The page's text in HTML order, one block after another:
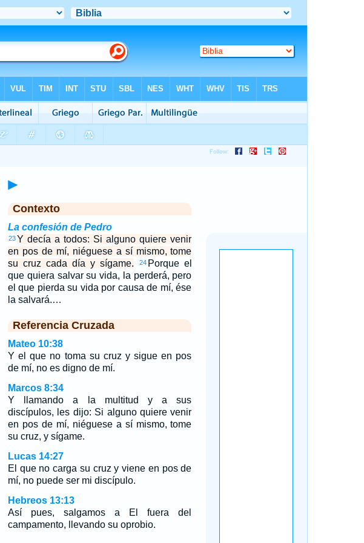
►
Contexto
La confesión de Pedro
23Y decía a todos: Si alguno quiere venir
en pos de mí, niéguese a sí mismo, tome
su cruz cada día y sígame.
24 Porque el
que quiera salvar su vida, la perderá, pero
el que pierda su vida por causa de mí, ése
la salvará.…
Referencia Cruzada
Mateo 10:38
Y el que no toma su cruz y sigue en pos
de mí, no es digno de mí.
Marcos 8:34
Y llamando a la multitud y a sus
discípulos, les dijo: Si alguno quiere venir
en pos de mí, niéguese a sí mismo, tome
su cruz, y sígame.
Lucas 14:27
El que no carga su cruz y viene en pos de
mí, no puede ser mi discípulo.
Hebreos 13:13
Así pues, salgamos a El fuera del
campamento, llevando su oprobio.